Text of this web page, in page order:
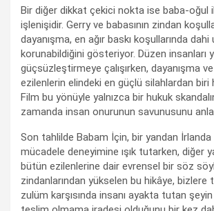
Bir diğer dikkat çekici nokta ise baba-oğul
işlenişidir. Gerry ve babasının zindan
dayanışma, en ağır baskı koşullarında dahi
korunabildiğini gösteriyor. Düzen insanları
güçsüzleştirmeye çalışırken, dayanışma ve
ezilenlerin elindeki en güçlü silahlardan biri
Film bu yönüyle yalnızca bir hukuk
zamanda insan onurunun savunusunu
Son tahlilde Babam İçin, bir yandan İrlanda
mücadele deneyimine ışık tutarken, diğer
bütün ezilenlerine dair evrensel bir söz
zindanlarından yükselen bu hikâye, bizlere
zulüm karşısında insanı ayakta tutan